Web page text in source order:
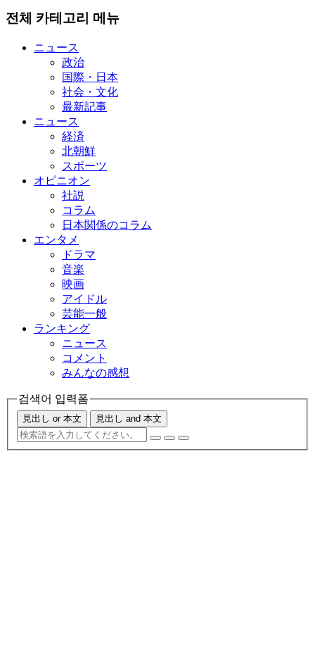
전체 카테고리 메뉴
ニュース
政治
国際・日本
社会・文化
最新記事
ニュース
経済
北朝鮮
スポーツ
オピニオン
社説
コラム
日本関係のコラム
エンタメ
ドラマ
音楽
映画
アイドル
芸能一般
ランキング
ニュース
コメント
みんなの感想
검색어 입력폼
見出し or 本文 見出し and 本文